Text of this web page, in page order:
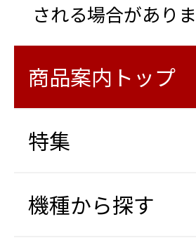
される場合があり
商品案内トップ
特集
機種から探す